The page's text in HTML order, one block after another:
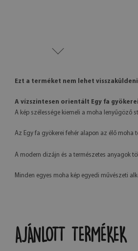
Ezt a terméket nem lehet
A vízszintesen orientált Egy fa
A kép szélessége kiemeli a moha
Az Egy fa gyökerei fehér alapon az élő
A modern dizájn és a természetes anyagok
Minden egyes moha kép egyedi művészeti
AJÁNLOTT TERMÉKEK